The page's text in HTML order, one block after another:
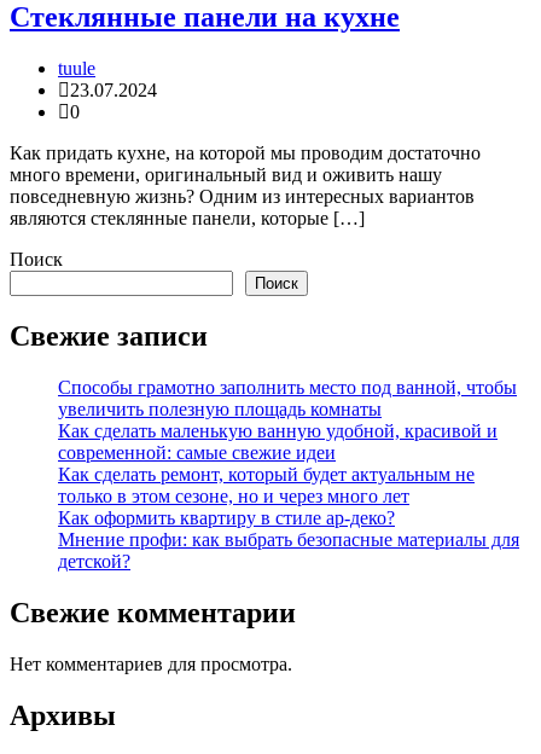
Стеклянные панели на кухне
tuule
23.07.2024
0
Как придать кухне, на которой мы проводим достаточно
много времени, оригинальный вид и оживить нашу
повседневную жизнь? Одним из интересных вариантов
являются стеклянные панели, которые […]
Поиск
Поиск
Свежие записи
Способы грамотно заполнить место под ванной, чтобы
увеличить полезную площадь комнаты
Как сделать маленькую ванную удобной, красивой и
современной: самые свежие идеи
Как сделать ремонт, который будет актуальным не
только в этом сезоне, но и через много лет
Как оформить квартиру в стиле ар-деко?
Мнение профи: как выбрать безопасные материалы для
детской?
Свежие комментарии
Нет комментариев для просмотра.
Архивы